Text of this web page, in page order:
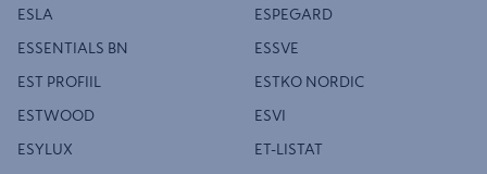
ESLA ESPEGARD
ESSENTIALS BN ESSVE
EST PROFIIL ESTKO NORDIC
ESTWOOD ESVI
ESYLUX ET-LISTAT